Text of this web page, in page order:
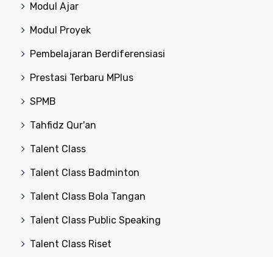
Modul Ajar
Modul Proyek
Pembelajaran Berdiferensiasi
Prestasi Terbaru MPlus
SPMB
Tahfidz Qur'an
Talent Class
Talent Class Badminton
Talent Class Bola Tangan
Talent Class Public Speaking
Talent Class Riset